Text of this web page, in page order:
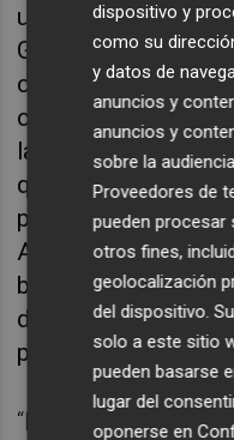
una coincidencia
Gimeno, explican
consolidación de la
como una parte
las solicitudes de
que se interesaban
premio crecieron
Aunque, ojo, las
buenas y el primer
diseñadores es
paciencia.
“Presentarse a
dispositivo y
como su
y datos de
anuncios y
anuncios y
sobre la
Proveedores de
pueden
otros fines,
geolocalización
del dispositivo.
solo a este sitio
pueden basarse
lugar del
oponerse en